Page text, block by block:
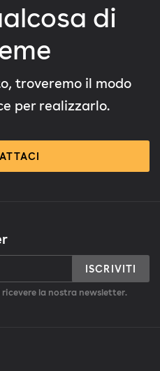
di
troveremo il modo
per realizzarlo.
ISCRIVITI
la nostra newsletter.